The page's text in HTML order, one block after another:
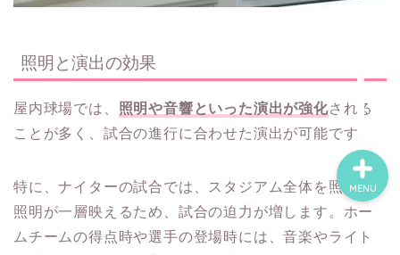
照明と演出の効果
屋内球場では、 照明や音響といった演出が強化される
ことが多く、試合の進行に合わせた演出が可能です。
特に、ナイターの試合では、スタジアム全体を照らす
照明が一層映えるため、試合の迫力が増します。ホー
ムチームの得点時や選手の登場時には、音楽やライト
MENU